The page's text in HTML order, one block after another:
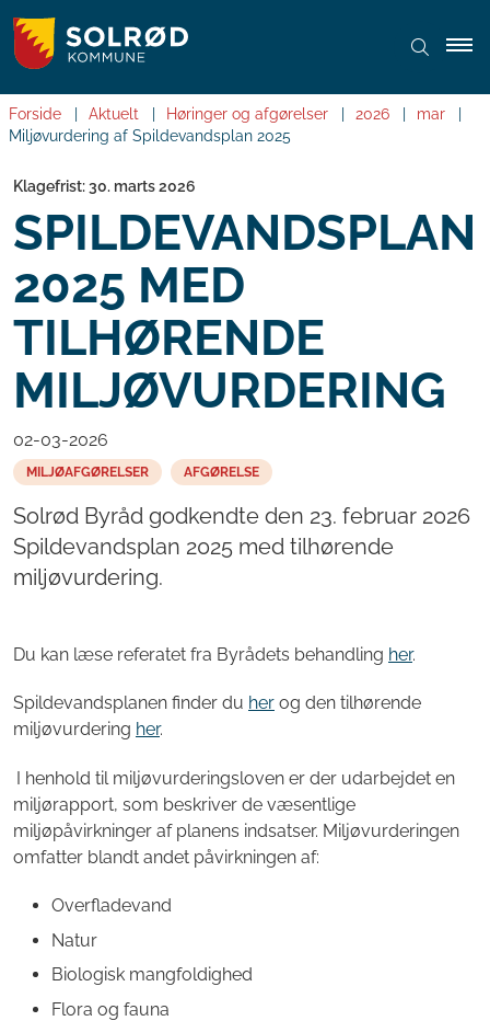
Forside Aktuelt Høringer og afgørelser 2026
mar
Miljøvurdering af Spildevandsplan 2025
Klagefrist: 30. marts 2026
SPILDEVANDSPLAN
2025 MED
TILHØRENDE
MILJØVURDERING
02-03-2026
MILJØAFGØRELSER AFGØRELSE
Solrød Byråd godkendte den 23. februar 2026
Spildevandsplan 2025 med tilhørende
miljøvurdering.
Du kan læse referatet fra Byrådets behandling her.
Spildevandsplanen finder du her og den tilhørende
miljøvurdering her.
I henhold til miljøvurderingsloven er der udarbejdet en
miljørapport, som beskriver de væsentlige
miljøpåvirkninger af planens indsatser. Miljøvurderingen
omfatter blandt andet påvirkningen af:
Overfladevand
Natur
Biologisk mangfoldighed
Flora og fauna